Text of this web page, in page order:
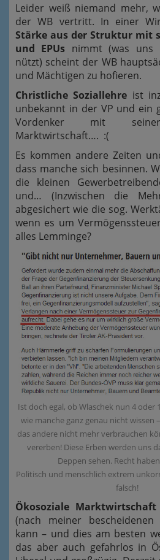
Leider weiß niemand mehr,
der WB vertritt. In einer
Stärke aus der Struktur mit
und EPUs nimmt (was uns
nützt) scheint der WB
und Mächtigen zu hofieren.
Christliche Soziallehre ist
unbekannt in der VP und ein
Vordenker mit seiner
Marktwirtschaft…. :(
Es kommen andere Zeiten
dass manche sich besinnen.
die kleinen
und… (Inzwischen die
abgesichert wie die sog.
wenn es um
alles Lemminge?
Ist doch egal, ob Wlaschek nun 4 oder
wie manche ganz genau nicht wissen
das andere nicht mehr verbrauchen
vererben! Diese Erben werden uns
Deppen sehen. Recht
Politisch und menschlich extrem
falsch!
Ökosoziale Marktwirtschaft
(nach meiner bescheidenen
kann – und dies am besten
das aber auch gefahrlos in